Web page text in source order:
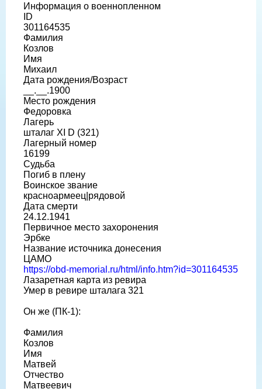
Информация о военнопленном
ID
301164535
Фамилия
Козлов
Имя
Михаил
Дата рождения/Возраст
__.__.1900
Место рождения
Федоровка
Лагерь
шталаг XI D (321)
Лагерный номер
16199
Судьба
Погиб в плену
Воинское звание
красноармеец|рядовой
Дата смерти
24.12.1941
Первичное место захоронения
Эрбке
Название источника донесения
ЦАМО
https://obd-memorial.ru/html/info.htm?id=301164535
Лазаретная карта из ревира
Умер в ревире шталага 321
Он же (ПК-1):
Фамилия
Козлов
Имя
Матвей
Отчество
Матвеевич